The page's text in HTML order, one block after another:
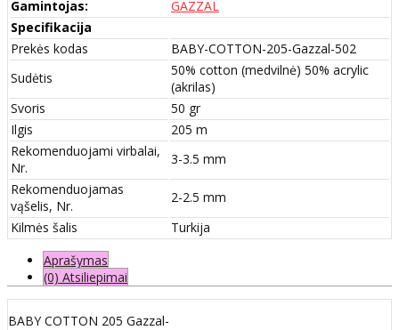
Gamintojas:
GAZZAL
Specifikacija
Prekės kodas
BABY-COTTON-205-Gazzal-502
Sudėtis
50% cotton (medvilnė) 50% acrylic
(akrilas)
Svoris
50 gr
Ilgis
205 m
Rekomenduojami virbalai,
Nr.
3-3.5 mm
Rekomenduojamas
vąšelis, Nr.
2-2.5 mm
Kilmės šalis
Turkija
Aprašymas
(0) Atsiliepimai
BABY COTTON 205 Gazzal-